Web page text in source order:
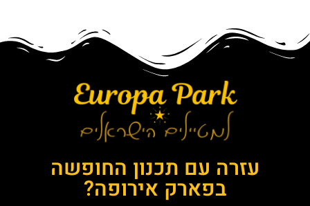
עזרה עם תכנון החופשה
בפארק אירופה?